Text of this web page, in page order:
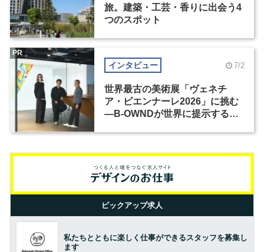
旅。建築・工芸・香りに出会う4
つのスポット
インタビュー 7/2
世界最古の美術展「ヴェネチ
ア・ビエンナーレ2026」に挑む
―B-OWNDが世界に提示する美
PR
ピックアップ求人
私たちとともに楽しく仕事ができるスタッフを募集し
ます